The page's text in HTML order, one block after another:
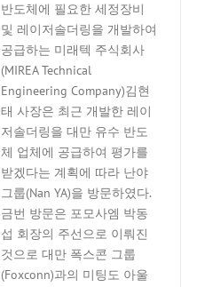
반도체에 필요한 세정장비
및 레이저솔더링을 개발하여
공급하는 미래텍 주식회사
(MIREA Technical
Engineering Company)김현
태 사장은 최근 개발한 레이
저솔더링을 대만 유수 반도
체 업체에 공급하여 평가를
받겠다는 계획에 따라 난야
그룹(Nan YA)을 방문하였다.
금번 방문은 포모사엠 박동
섭 회장의 주선으로 이뤄진
것으로 대만 폭스콘 그룹
(Foxconn)과의 미팅도 아울